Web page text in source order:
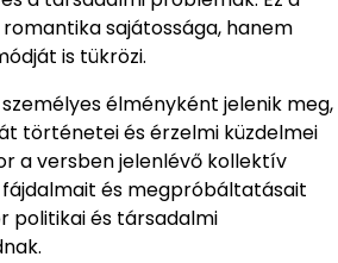
sajátossága, hanem
is tükrözi.
élményként jelenik meg,
történetei és érzelmi küzdelmei
a versben jelenlévő kollektív
és megpróbáltatásait
politikai és társadalmi